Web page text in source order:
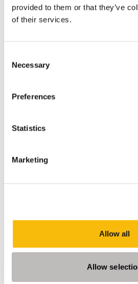
provided to them or that they’ve
of their services.
Selection
Necessary
Preferences
Statistics
Marketing
Allow all
Allow
diverse vakgebieden en sectoren.
Meer informatie over Nyenrode